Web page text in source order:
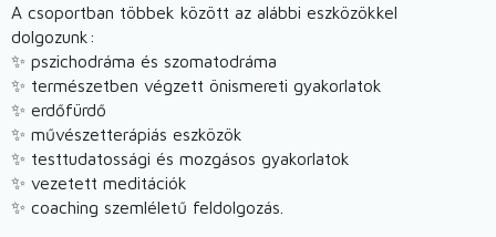
A csoportban többek között az alábbi eszközökkel
dolgozunk:
✨ pszichodráma és szomatodráma
✨ természetben végzett önismereti gyakorlatok
✨ erdőfürdő
✨ művészetterápiás eszközök
✨ testtudatossági és mozgásos gyakorlatok
✨ vezetett meditációk
✨ coaching szemléletű feldolgozás.